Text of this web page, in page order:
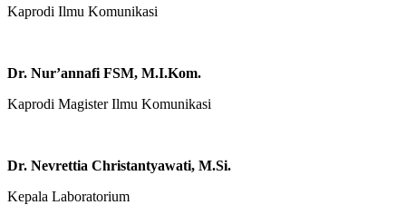
Kaprodi Ilmu Komunikasi
Dr. Nur’annafi FSM, M.I.Kom.
Kaprodi Magister Ilmu Komunikasi
Dr. Nevrettia Christantyawati, M.Si.
Kepala Laboratorium